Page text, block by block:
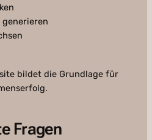
bildet die Grundlage für
Fragen